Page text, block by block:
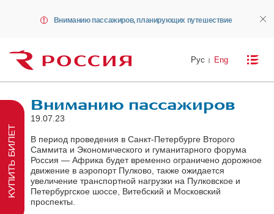
Вниманию пассажиров, планирующих путешествие
Рус Eng
Вниманию пассажиров
19.07.23
В период проведения в Санкт-Петербурге Второго
Саммита и Экономического и гуманитарного форума
Россия — Африка будет временно ограничено дорожное
движение в аэропорт Пулково, также ожидается
увеличение транспортной нагрузки на Пулковское и
Петербургское шоссе, Витебский и Московский
проспекты.
КУПИТЬ БИЛЕТ